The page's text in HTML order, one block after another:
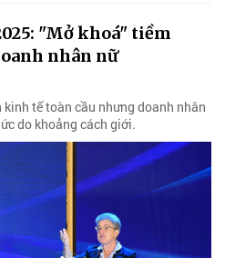
"Mở khoá" tiềm
nhân nữ
tế toàn cầu nhưng doanh nhân
do khoảng cách giới.